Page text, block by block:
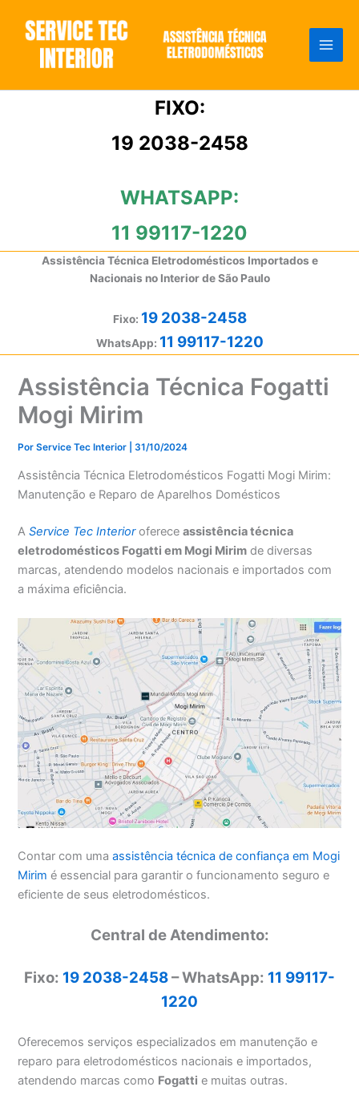
conteúdo
FIXO:
19 2038-2458
WHATSAPP:
11 99117-1220
Assistência Técnica Eletrodomésticos Importados e
Nacionais no Interior de São Paulo
Fixo: 19 2038-2458
WhatsApp: 11 99117-1220
Assistência Técnica Fogatti
Mogi Mirim
PorService Tec Interior |31/10/2024
Assistência Técnica Eletrodomésticos Fogatti Mogi Mirim:
Manutenção e Reparo de Aparelhos Domésticos
AService Tec Interiorofereceassistência técnica
eletrodomésticos Fogatti em Mogi Mirim de diversas
marcas, atendendo modelos nacionais e importados com
a máxima eficiência.
Contar com umaassistência técnica de confiança em Mogi
Mirim é essencial para garantir o funcionamento seguro e
eficiente de seus eletrodomésticos.
Central de Atendimento:
Fixo: 19 2038-2458– WhatsApp: 11 99117-
1220
Oferecemos serviços especializados em manutenção e
reparo para eletrodomésticos nacionais e importados,
atendendo marcas como Fogatti e muitas outras.